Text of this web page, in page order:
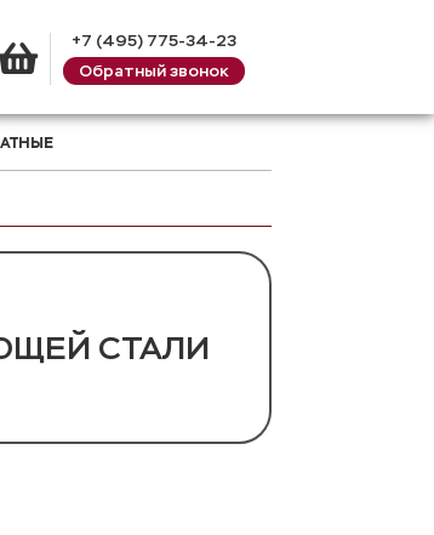
Корзина
+7 (495) 775-34-23
Обратный звонок
СТАЛИ